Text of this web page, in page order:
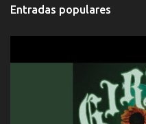
cada que intentas cantar Cada
intentas rimar Pobre payaso
con la gente Dices "Latino
menos se prudente Hoy me
dientes Por falta de empatía le
consciente de los followers que
ve el poder que tienes Otro
Entradas populares